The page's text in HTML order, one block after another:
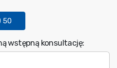
50
wstępną konsultację: